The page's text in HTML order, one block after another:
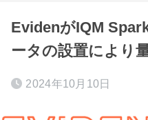
EvidenがIQM
ータの設置により
2024年10月10日